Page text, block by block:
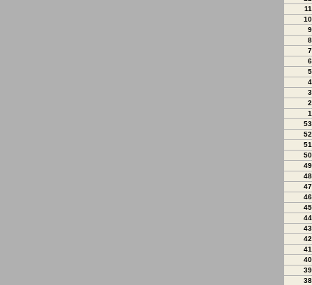
11
10
9
8
7
6
5
4
3
2
1
53
52
51
50
49
48
47
46
45
44
43
42
41
40
39
38